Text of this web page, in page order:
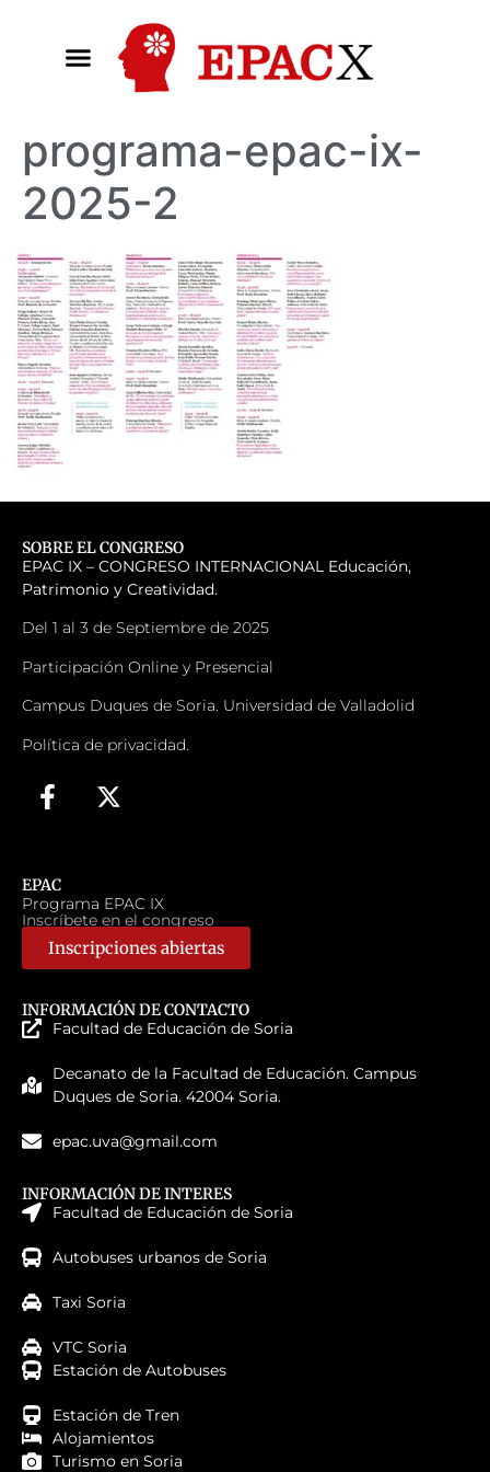
programa-epac-ix-
2025-2
SOBRE EL CONGRESO
EPAC IX – CONGRESO INTERNACIONAL Educación,
Patrimonio y Creatividad.
Del 1 al 3 de Septiembre de 2025
Participación Online y Presencial
Campus Duques de Soria. Universidad de Valladolid
Política de privacidad.
EPAC
Programa EPAC IX
Inscríbete en el congreso
Inscripciones abiertas
INFORMACIÓN DE CONTACTO
Facultad de Educación de Soria
Decanato de la Facultad de Educación. Campus
Duques de Soria. 42004 Soria.
epac.uva@gmail.com
INFORMACIÓN DE INTERES
Facultad de Educación de Soria
Autobuses urbanos de Soria
Taxi Soria
VTC Soria
Estación de Autobuses
Estación de Tren
Alojamientos
Turismo en Soria